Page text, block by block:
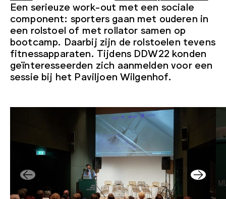
Een serieuze work-out met een sociale
component: sporters gaan met ouderen in
een rolstoel of met rollator samen op
bootcamp. Daarbij zijn de rolstoelen tevens
fitnessapparaten. Tijdens DDW22 konden
geïnteresseerden zich aanmelden voor een
sessie bij het Paviljoen Wilgenhof.